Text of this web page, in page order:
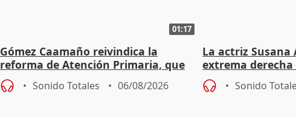
01:17
Gómez Caamaño reivindica la
reforma de Atención Primaria, que
reforzará la autogestión
Sonido Totales 06/08/2026
La actriz Susana
extrema
homofobia"
Sonido